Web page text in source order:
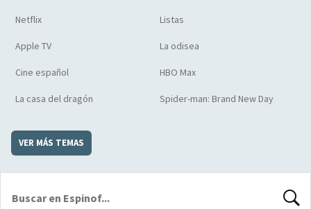
Netflix Listas
Apple TV La odisea
Cine español HBO Max
La casa del dragón Spider-man: Brand New Day
VER MÁS TEMAS